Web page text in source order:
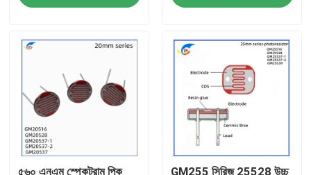
পিটিসি থার্মিস্টর
৫৬০ এনএম স্পেকট্রাম পিক GM255 সিরিজ 25528 উচ্চ